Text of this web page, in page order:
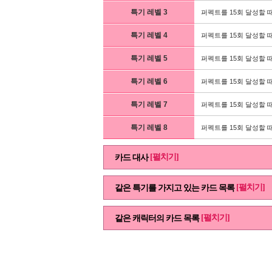
특기 레벨 3 퍼펙트를 15회 달성할
특기 레벨 4 퍼펙트를 15회 달성할
특기 레벨 5 퍼펙트를 15회 달성할
특기 레벨 6 퍼펙트를 15회 달성할
특기 레벨 7 퍼펙트를 15회 달성할
특기 레벨 8 퍼펙트를 15회 달성할
카드 대사 [펼치기]
같은 특기를 가지고 있는 카드 목록 [펼치기]
같은 캐릭터의 카드 목록 [펼치기]